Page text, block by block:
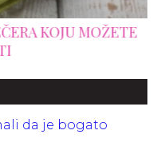
KOJU MOŽETE